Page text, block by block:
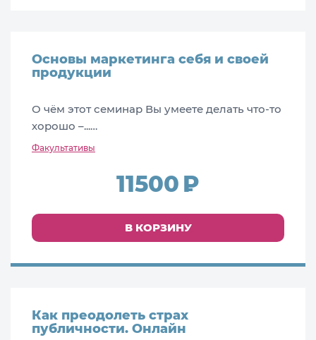
Основы маркетинга себя и своей
продукции
О чём этот семинар Вы умеете делать что-то
хорошо –...…
Факультативы
11500
В КОРЗИНУ
Как преодолеть страх
публичности. Онлайн